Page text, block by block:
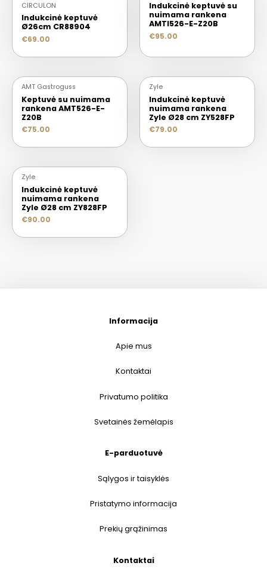
CIRCULON
Indukcinė keptuvė
Ø26cm CR88904
€69.00
Indukcinė keptuvė su
nuimama rankena
AMTI526-E-Z20B
€95.00
AMT Gastroguss
Keptuvė su nuimama
rankena AMT526-E-
Z20B
€75.00
Zyle
Indukcinė keptuvė
nuimama rankena
Zyle Ø28 cm ZY528FP
€79.00
Zyle
Indukcinė keptuvė
nuimama rankena
Zyle Ø28 cm ZY828FP
€90.00
Informacija
Apie mus
Kontaktai
Privatumo politika
Svetainės žemėlapis
E-parduotuvė
Sąlygos ir taisyklės
Pristatymo informacija
Prekių grąžinimas
Kontaktai